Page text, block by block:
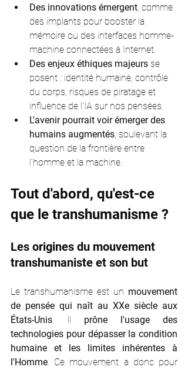
Des innovations émergent, comme
des implants pour booster la
mémoire ou des interfaces homme-
machine connectées à Internet.
Des enjeux éthiques majeurs se
posent : identité humaine, contrôle
du corps, risques de piratage et
influence de l’IA sur nos pensées.
L'avenir pourrait voir émerger des
humains augmentés, soulevant la
question de la frontière entre
l’homme et la machine.
Tout d'abord, qu'est-ce
que le transhumanisme ?
Les origines du mouvement
transhumaniste et son but
Le transhumanisme est un mouvement
États-Unis. Il prône l'usage des
technologies pour dépasser la condition
humaine et les limites inhérentes à
l'Homme. Ce mouvement a donc pour